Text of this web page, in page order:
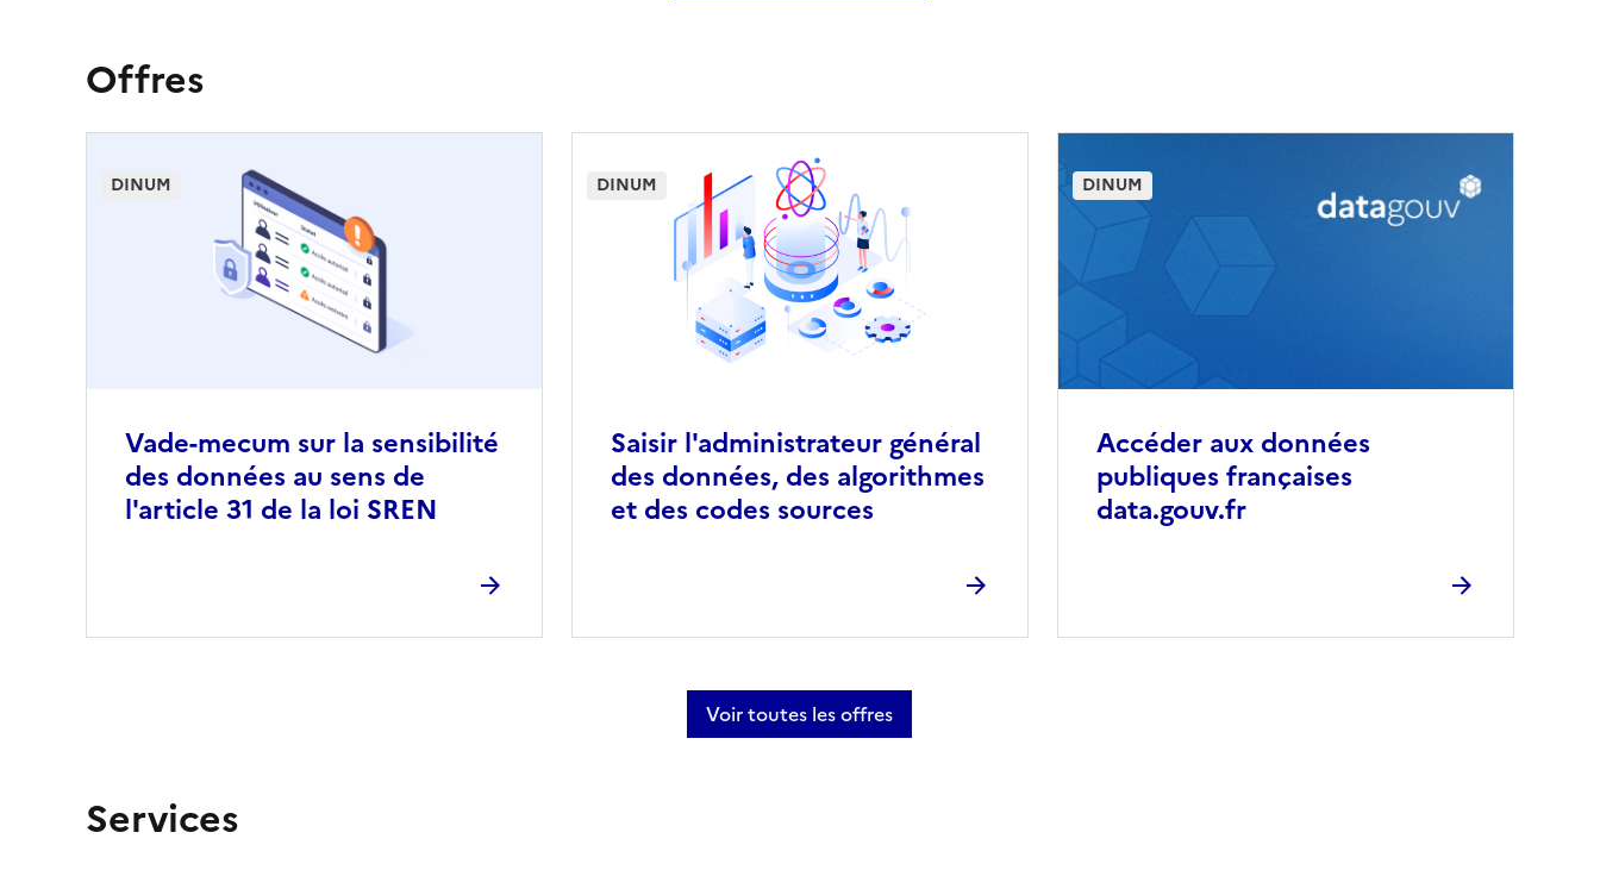
Offres
Vade-mecum sur la sensibilité
des données au sens de
l'article 31 de la loi SREN
DINUM
Saisir l'administrateur général
des données, des algorithmes
et des codes sources
DINUM
Accéder aux données
publiques françaises
data.gouv.fr
DINUM
Voir toutes les offres
Services